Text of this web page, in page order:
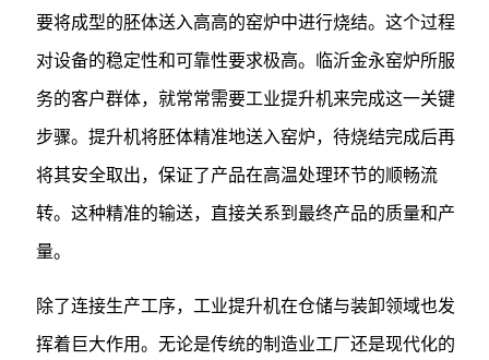
要将成型的胚体送入高高的窑炉中进行烧结。这个过程
对设备的稳定性和可靠性要求极高。临沂金永窑炉所服
务的客户群体，就常常需要工业提升机来完成这一关键
步骤。提升机将胚体精准地送入窑炉，待烧结完成后再
将其安全取出，保证了产品在高温处理环节的顺畅流
转。这种精准的输送，直接关系到最终产品的质量和产
量。
除了连接生产工序，工业提升机在仓储与装卸领域也发
挥着巨大作用。无论是传统的制造业工厂还是现代化的